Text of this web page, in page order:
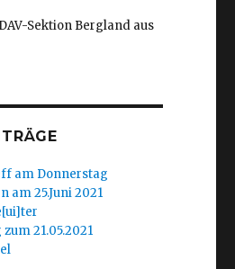
Sektion Bergland aus
am Donnerstag
am 25.Juni 2021
21.05.2021